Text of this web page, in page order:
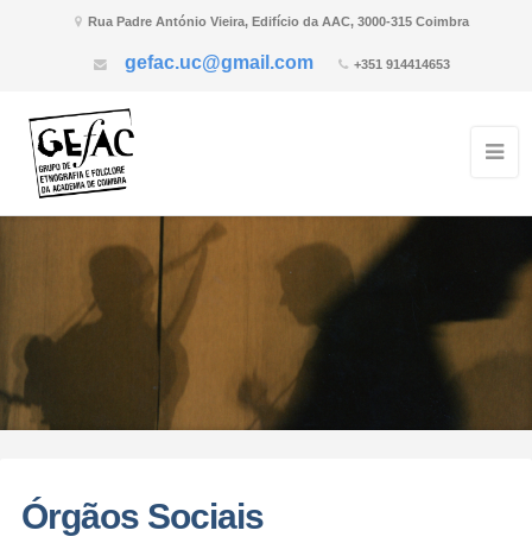
Rua Padre António Vieira, Edifício da AAC, 3000-315 Coimbra
gefac.uc@gmail.com +351 914414653
Órgãos Sociais